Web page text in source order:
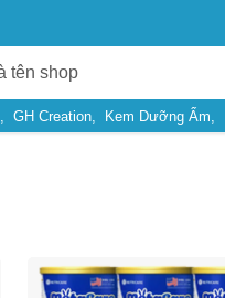
GH Creation Kem Dưỡng Ẩm